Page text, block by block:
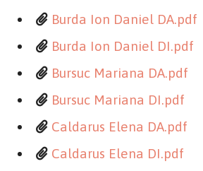
Burda Ion Daniel DA.pdf
Burda Ion Daniel DI.pdf
Bursuc Mariana DA.pdf
Bursuc Mariana DI.pdf
Caldarus Elena DA.pdf
Caldarus Elena DI.pdf